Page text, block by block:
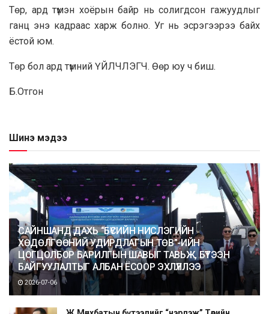
Төр, ард түмэн хоёрын байр нь солигдсон гажуудлыг
ганц энэ кадраас харж болно. Уг нь эсрэгээрээ байх
ёстой юм.
Төр бол ард түмний ҮЙЛЧЛЭГЧ. Өөр юу ч биш.
Б.Отгон
Шинэ мэдээ
САЙНШАНД ДАХЬ “БҮСИЙН НИСЛЭГИЙН
ХӨДӨЛГӨӨНИЙ УДИРДЛАГЫН ТӨВ”-ИЙН
ЦОГЦОЛБОР БАРИЛГЫН ШАВЫГ ТАВЬЖ, БҮТЭЭН
БАЙГУУЛАЛТЫГ АЛБАН ЁСООР ЭХЛҮҮЛЛЭЭ
2026-07-06